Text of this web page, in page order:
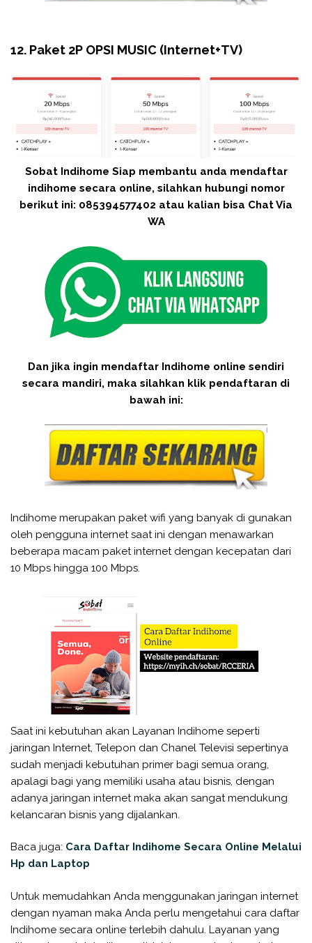
12. Paket 2P OPSI MUSIC (Internet+TV)
Sobat Indihome Siap membantu anda mendaftar
indihome secara online, silahkan hubungi nomor
berikut ini: 085394577402 atau kalian bisa Chat Via
WA
Dan jika ingin mendaftar Indihome online sendiri
secara mandiri, maka silahkan klik pendaftaran di
bawah ini:
Indihome merupakan paket wifi yang banyak di gunakan
oleh pengguna internet saat ini dengan menawarkan
beberapa macam paket internet dengan kecepatan dari
10 Mbps hingga 100 Mbps.
Saat ini kebutuhan akan Layanan Indihome seperti
jaringan Internet, Telepon dan Chanel Televisi sepertinya
sudah menjadi kebutuhan primer bagi semua orang,
apalagi bagi yang memiliki usaha atau bisnis, dengan
adanya jaringan internet maka akan sangat mendukung
kelancaran bisnis yang dijalankan.
Baca juga: Cara Daftar Indihome Secara Online Melalui
Hp dan Laptop
Untuk memudahkan Anda menggunakan jaringan internet
dengan nyaman maka Anda perlu mengetahui cara daftar
Indihome secara online terlebih dahulu. Layanan yang